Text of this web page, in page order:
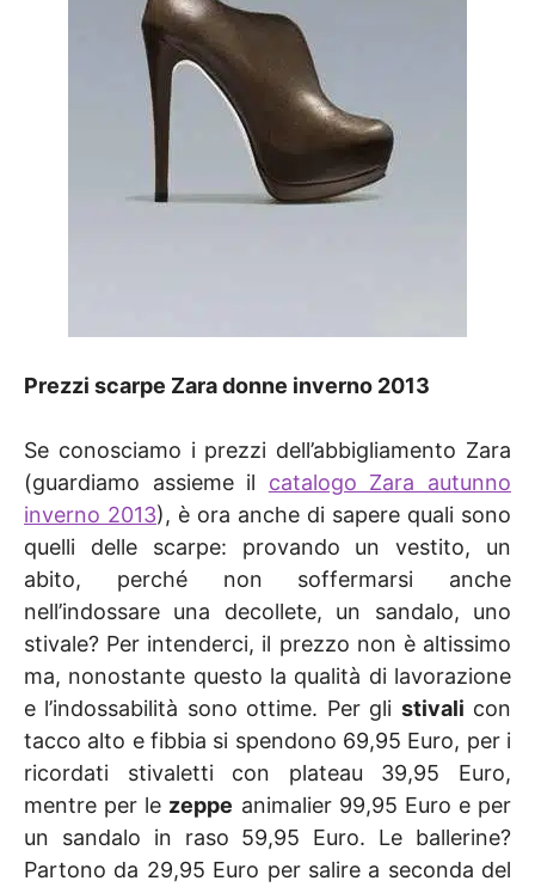
Prezzi scarpe Zara donne inverno 2013
Se conosciamo i prezzi dell’abbigliamento Zara
(guardiamo assieme il catalogo Zara autunno
inverno 2013), è ora anche di sapere quali sono
quelli delle scarpe: provando un vestito, un
abito, perché non soffermarsi anche
nell’indossare una decollete, un sandalo, uno
stivale? Per intenderci, il prezzo non è altissimo
ma, nonostante questo la qualità di lavorazione
e l’indossabilità sono ottime. Per gli stivali con
tacco alto e fibbia si spendono 69,95 Euro, per i
ricordati stivaletti con plateau 39,95 Euro,
mentre per le zeppe animalier 99,95 Euro e per
un sandalo in raso 59,95 Euro. Le ballerine?
Partono da 29,95 Euro per salire a seconda del